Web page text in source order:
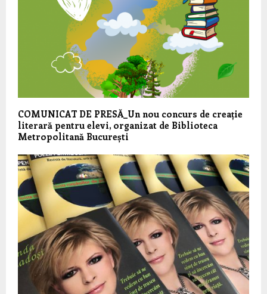
COMUNICAT DE PRESĂ_Un nou concurs de creație
literară pentru elevi, organizat de Biblioteca
Metropolitană București